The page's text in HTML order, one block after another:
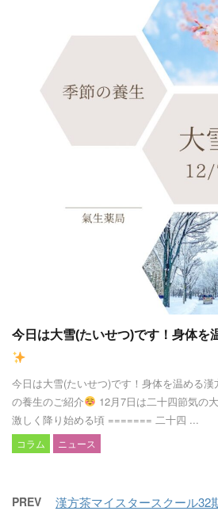
今日は大雪(たいせつ)です！身体を
今日は大雪(たいせつ)です！身体を温める漢
の養生のご紹介
12月7日は二十四節気の
激しく降り始める頃 ======= 二十四 ...
コラム ニュース
PREV 漢方茶マイスタースクール32